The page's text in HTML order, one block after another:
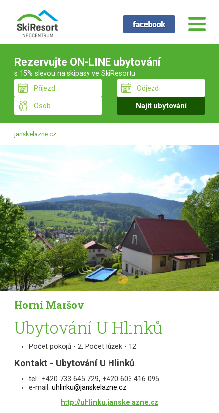
Rezervujte ON-LINE ubytování
s 15% slevou na skipasy ve SkiResortu
janskelazne.cz
Horní Maršov
Ubytování U Hlinků
Počet pokojů - 2, Počet lůžek - 12
Kontakt - Ubytování U Hlinků
tel.: +420 733 645 729, +420 603 416 095
e-mail: uhlinku@janskelazne.cz
http://uhlinku.janskelazne.cz